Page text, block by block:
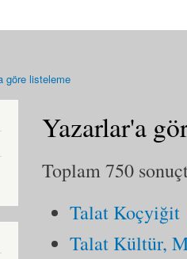
göre listeleme
Yazarlar'a
Toplam 750
Talat Koçyiğit
Talat Kültür,